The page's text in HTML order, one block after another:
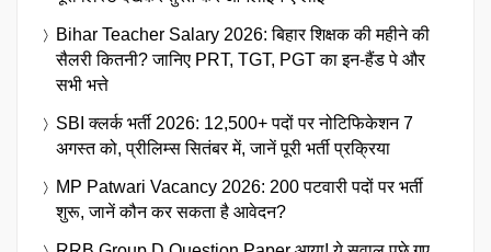
Bihar Teacher Salary 2026: बिहार शिक्षक की महीने की
सैलरी कितनी? जानिए PRT, TGT, PGT का इन-हैंड पे और
सभी भत्ते
SBI क्लर्क भर्ती 2026: 12,500+ पदों पर नोटिफिकेशन 7
अगस्त को, प्रीलिम्स सितंबर में, जानें पूरी भर्ती प्रक्रिया
MP Patwari Vacancy 2026: 200 पटवारी पदों पर भर्ती
शुरू, जानें कौन कर सकता है आवेदन?